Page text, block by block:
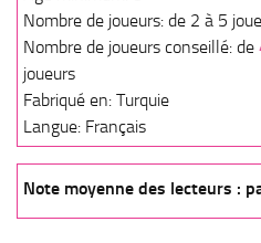
Nombre de joueurs: de 2 à 5
Nombre de joueurs conseillé: de
joueurs
Fabriqué en: Turquie
Langue: Français
Note moyenne des lecteurs :